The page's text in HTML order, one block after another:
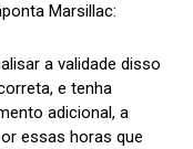
Marsillac:
a validade disso
e tenha
adicional, a
essas horas que